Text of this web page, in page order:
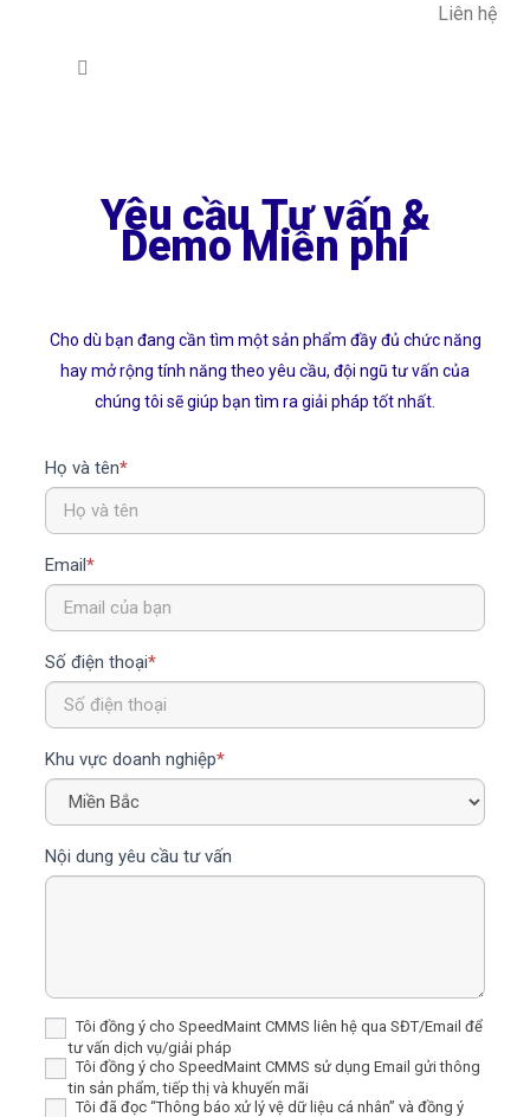
Liên hệ
Yêu cầu Tư vấn &
Demo Miễn phí
Cho dù bạn đang cần tìm một sản phẩm đầy đủ chức năng
hay mở rộng tính năng theo yêu cầu, đội ngũ tư vấn của
chúng tôi sẽ giúp bạn tìm ra giải pháp tốt nhất.
Họ và tên*
Email*
Số điện thoại*
Khu vực doanh nghiệp*
Nội dung yêu cầu tư vấn
Tôi đồng ý cho SpeedMaint CMMS liên hệ qua SĐT/Email để
tư vấn dịch vụ/giải pháp
Tôi đồng ý cho SpeedMaint CMMS sử dụng Email gửi thông
tin sản phẩm, tiếp thị và khuyến mãi
Tôi đã đọc “Thông báo xử lý vệ dữ liệu cá nhân” và đồng ý